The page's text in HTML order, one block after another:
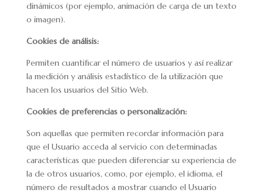
dinámicos (por ejemplo, animación de carga de un texto
o imagen).
Cookies de análisis:
Permiten cuantificar el número de usuarios y así realizar
la medición y análisis estadístico de la utilización que
hacen los usuarios del Sitio Web.
Cookies de preferencias o personalización:
Son aquellas que permiten recordar información para
que el Usuario acceda al servicio con determinadas
características que pueden diferenciar su experiencia de
la de otros usuarios, como, por ejemplo, el idioma, el
número de resultados a mostrar cuando el Usuario